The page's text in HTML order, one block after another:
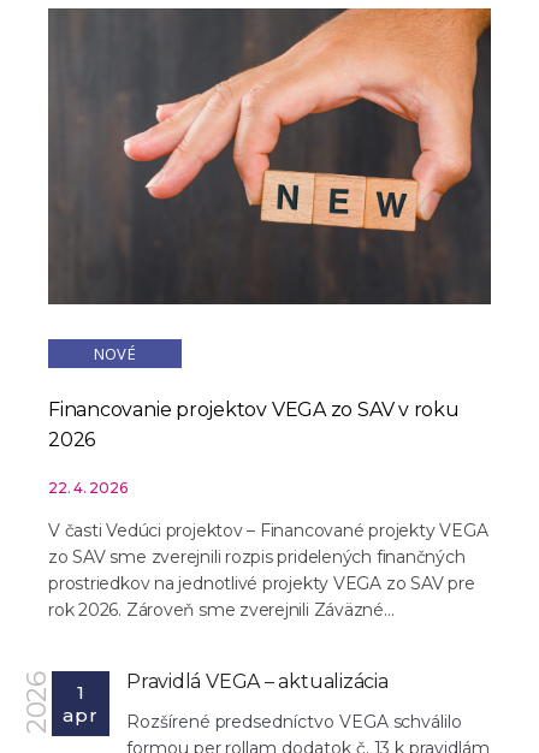
NOVÉ
Financovanie projektov VEGA zo SAV v roku
2026
22. 4. 2026
V časti Vedúci projektov – Financované projekty VEGA
zo SAV sme zverejnili rozpis pridelených finančných
prostriedkov na jednotlivé projekty VEGA zo SAV pre
rok 2026. Zároveň sme zverejnili Záväzné...
2026
1
apr
Pravidlá VEGA – aktualizácia
Rozšírené predsedníctvo VEGA schválilo
formou per rollam dodatok č. 13 k pravidlám